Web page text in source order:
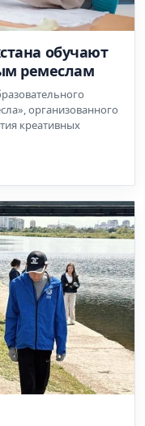
обучают
ремеслам
организованного
креативных